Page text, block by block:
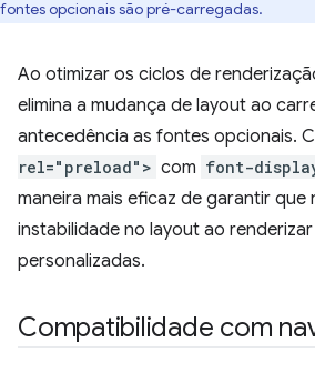
fontes opcionais são pré-carregadas.
Ao otimizar os ciclos de
elimina a mudança de layout ao
antecedência as fontes opcionais.
rel="preload"> com font-
maneira mais eficaz de garantir que
instabilidade no layout ao
personalizadas.
Compatibilidade com